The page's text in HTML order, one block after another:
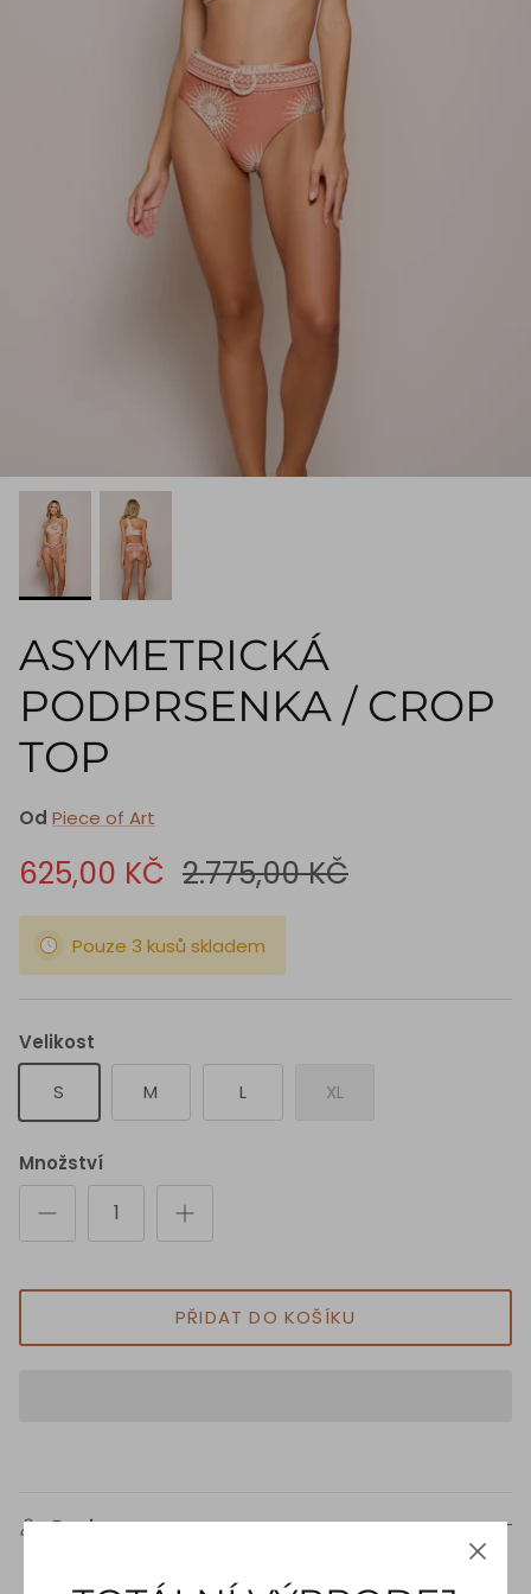
ASYMETRICKÁ
PODPRSENKA / CROP
TOP
Od Piece of Art
625,00 KČ 2.775,00 KČ
Pouze 3 kusů skladem
Velikost
S
M L XL
Množství
PŘIDAT DO KOŠÍKU
Popis